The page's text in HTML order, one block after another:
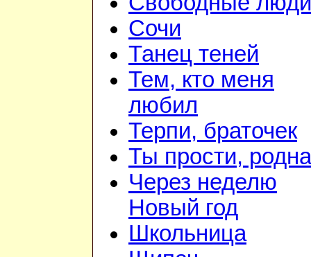
Сочи
Танец теней
Тем, кто меня
любил
Терпи, браточек
Ты прости,
Через неделю
Новый год
Школьница